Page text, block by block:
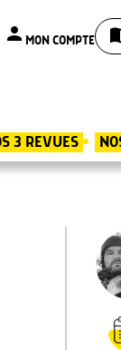
person MON COMPTE
3 REVUES